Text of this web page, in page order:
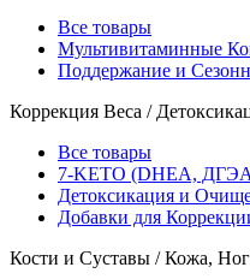
Все товары
Мультивитаминные
Поддержание и
Коррекция Веса /
Все товары
7-KETO (DHEA,
Детоксикация и
Добавки для
Кости и Суставы / Кожа,